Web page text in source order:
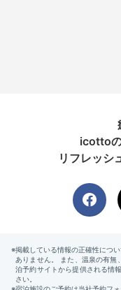
icottoの
リフレッシ